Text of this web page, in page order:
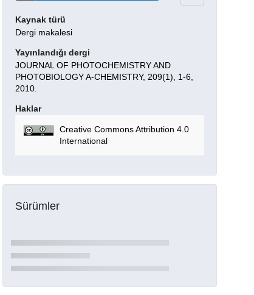
Kaynak türü
Dergi makalesi
Yayınlandığı dergi
JOURNAL OF PHOTOCHEMISTRY AND
PHOTOBIOLOGY A-CHEMISTRY, 209(1), 1-6,
2010.
Haklar
Creative Commons Attribution 4.0
International
Sürümler